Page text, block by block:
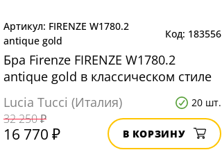
FIRENZE W1780.2
antique gold
183556
Бра Firenze FIRENZE W1780.2
antique gold в классическом стиле
Lucia Tucci (Италия)
20 шт.
32 250 ₽
16 770 ₽ В КОРЗИНУ